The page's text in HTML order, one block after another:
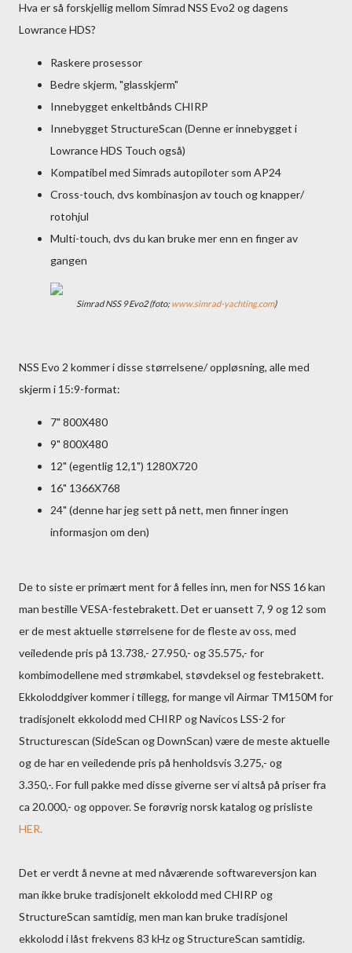
Hva er så forskjellig mellom Simrad NSS Evo2 og dagens
Lowrance HDS?
Raskere prosessor
Bedre skjerm, "glasskjerm"
Innebygget enkeltbånds CHIRP
Innebygget StructureScan (Denne er innebygget i
Lowrance HDS Touch også)
Kompatibel med Simrads autopiloter som AP24
Cross-touch, dvs kombinasjon av touch og knapper/
rotohjul
Multi-touch, dvs du kan bruke mer enn en finger av
gangen
Simrad NSS 9 Evo2 (foto;www.simrad-yachting.com)
NSS Evo 2 kommer i disse størrelsene/ oppløsning, alle med
skjerm i 15:9-format:
7" 800X480
9" 800X480
12" (egentlig 12,1") 1280X720
16" 1366X768
24" (denne har jeg sett på nett, men finner ingen
informasjon om den)
De to siste er primært ment for å felles inn, men for NSS 16 kan
man bestille VESA-festebrakett. Det er uansett 7, 9 og 12 som
er de mest aktuelle størrelsene for de fleste av oss, med
veiledende pris på 13.738,- 27.950,- og 35.575,- for
kombimodellene med strømkabel, støvdeksel og festebrakett.
Ekkoloddgiver kommer i tillegg, for mange vil Airmar TM150M for
tradisjonelt ekkolodd med CHIRP og Navicos LSS-2 for
Structurescan (SideScan og DownScan) være de meste aktuelle
og de har en veiledende pris på henholdsvis 3.275,- og
3.350,-. For full pakke med disse giverne ser vi altså på priser fra
ca 20.000,- og oppover. Se forøvrig norsk katalog og prisliste
HER.
Det er verdt å nevne at med nåværende softwareversjon kan
man ikke bruke tradisjonelt ekkolodd med CHIRP og
StructureScan samtidig, men man kan bruke tradisjonel
ekkolodd i låst frekvens 83 kHz og StructureScan samtidig.